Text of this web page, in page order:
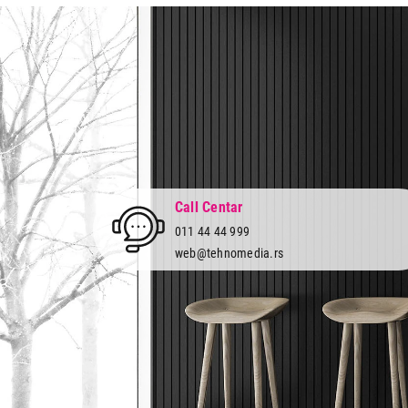
Call Centar
011 44 44 999
web@tehnomedia.rs
Tehnomedia